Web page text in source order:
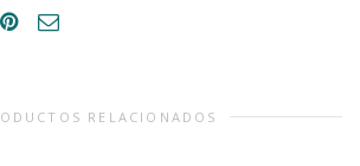
RELACIONADOS